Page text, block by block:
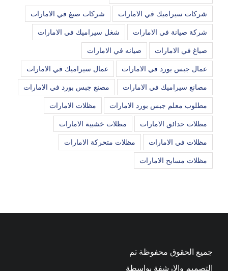
شركات سيراميك في الامارات شركات صبغ في الامارات
شركة صيانة في الامارات شغل سيراميك في الامارات
صباغ في الامارات صيانه في الامارات
عمال جبس بورد في الامارات عمال سيراميك في الامارات
مصانع سيراميك في الامارات مصنع جبس بورد في الامارات
مطلوب معلم جبس بورد الامارات مظلات الامارات
مظلات حدائق الامارات مظلات خشبية الامارات
مظلات في الامارات مظلات متحركة الامارات
مظلات مسابح الامارات
جميع الحقوق محفوظة تم
التصميم والارشفة بواسطة